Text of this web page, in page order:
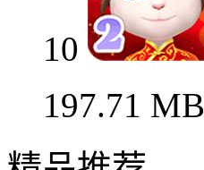
10
197.71 MB